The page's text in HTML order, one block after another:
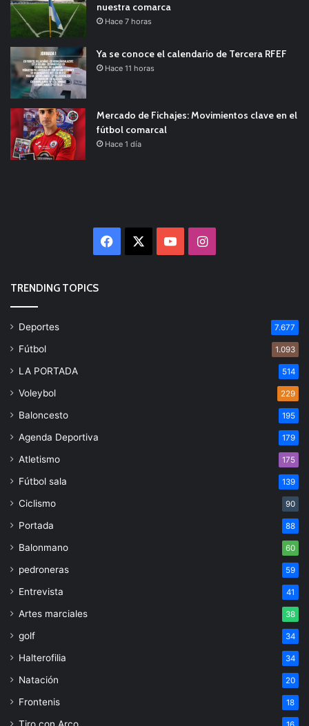
nuestra comarca
Hace 7 horas
Ya se conoce el calendario de Tercera RFEF
Hace 11 horas
Mercado de Fichajes: Movimientos clave en el
fútbol comarcal
Hace 1 día
Facebook YouTubeInstagram
TRENDING TOPICS
Deportes 7.677
Fútbol 1.093
LA PORTADA 514
Voleybol 229
Baloncesto 195
Agenda Deportiva 179
Atletismo 175
Fútbol sala 139
Ciclismo 90
Portada 88
Balonmano 60
pedroneras 59
Entrevista 41
Artes marciales 38
golf 34
Halterofilia 34
Natación 20
Frontenis 18